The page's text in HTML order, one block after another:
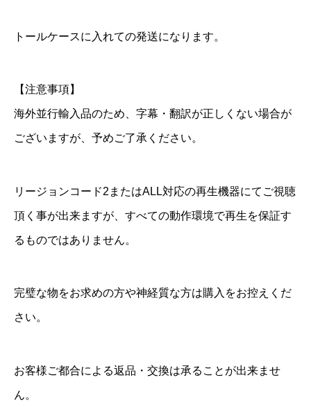
トールケースに入れての発送になります。
【注意事項】
海外並行輸入品のため、字幕・翻訳が正しくない場合が
ございますが、予めご了承ください。
リージョンコード2またはALL対応の再生機器にてご視聴
頂く事が出来ますが、すべての動作環境で再生を保証す
るものではありません。
完璧な物をお求めの方や神経質な方は購入をお控えくだ
さい。
お客様ご都合による返品・交換は承ることが出来ませ
ん。